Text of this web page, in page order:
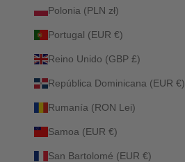
Polonia (PLN zł)
Portugal (EUR €)
Reino Unido (GBP £)
República Dominicana (EUR €)
Rumanía (RON Lei)
Samoa (EUR €)
San Bartolomé (EUR €)